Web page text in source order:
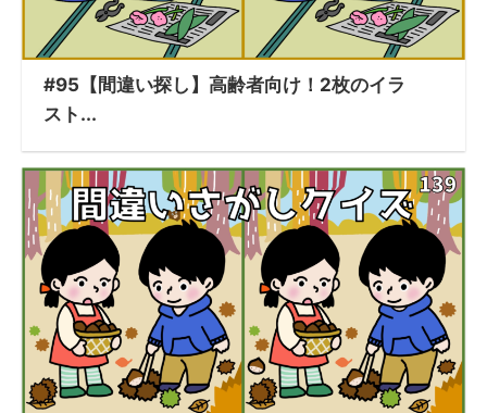
#95【間違い探し】高齢者向け！2枚のイラ
スト...